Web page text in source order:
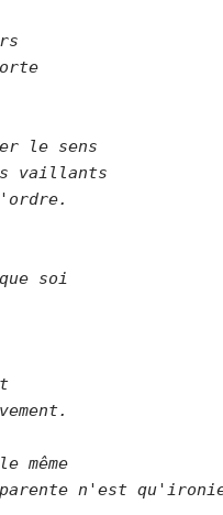
le sens
vaillants
de l'ordre.
que soi
même
n'est